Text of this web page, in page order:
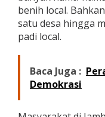
benih local.
satu desa hingga
padi local.
Baca Juga :
Demokrasi